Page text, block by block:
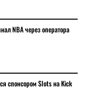
NBA через оператора
спонсором Slots на Kick